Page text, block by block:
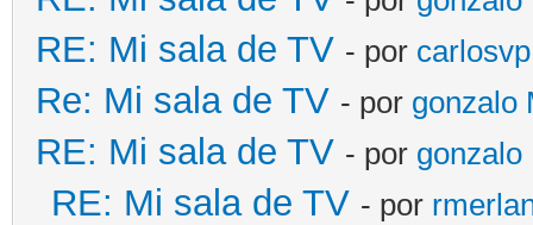
RE: Mi sala de TV - por carlosvp
Re: Mi sala de TV - por gonzalo
RE: Mi sala de TV - por gonzalo
RE: Mi sala de TV - por